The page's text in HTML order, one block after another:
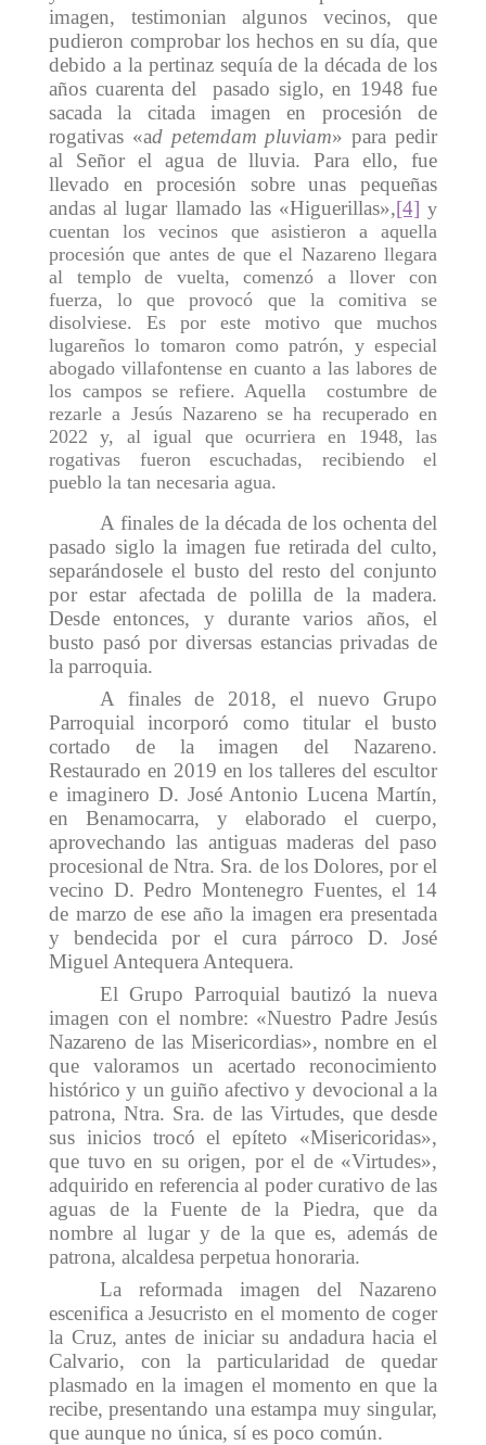
imagen, testimonian algunos vecinos, que
pudieron comprobar los hechos en su día, que
debido a la pertinaz sequía de la década de los
años cuarenta del pasado siglo, en 1948 fue
sacada la citada imagen en procesión de
rogativas «ad petemdam pluviam» para pedir
al Señor el agua de lluvia. Para ello, fue
llevado en procesión sobre unas pequeñas
andas al lugar llamado las «Higuerillas»,[4] y
cuentan los vecinos que asistieron a aquella
procesión que antes de que el Nazareno llegara
al templo de vuelta, comenzó a llover con
fuerza, lo que provocó que la comitiva se
disolviese. Es por este motivo que muchos
lugareños lo tomaron como patrón, y especial
abogado villafontense en cuanto a las labores de
los campos se refiere. Aquella costumbre de
rezarle a Jesús Nazareno se ha recuperado en
2022 y, al igual que ocurriera en 1948, las
rogativas fueron escuchadas, recibiendo el
pueblo la tan necesaria agua.
A finales de la década de los ochenta del
pasado siglo la imagen fue retirada del culto,
separándosele el busto del resto del conjunto
por estar afectada de polilla de la madera.
Desde entonces, y durante varios años, el
busto pasó por diversas estancias privadas de
la parroquia.
A finales de 2018, el nuevo Grupo
Parroquial incorporó como titular el busto
cortado de la imagen del Nazareno.
Restaurado en 2019 en los talleres del escultor
e imaginero D. José Antonio Lucena Martín,
en Benamocarra, y elaborado el cuerpo,
aprovechando las antiguas maderas del paso
procesional de Ntra. Sra. de los Dolores, por el
vecino D. Pedro Montenegro Fuentes, el 14
de marzo de ese año la imagen era presentada
y bendecida por el cura párroco D. José
Miguel Antequera Antequera.
El Grupo Parroquial bautizó la nueva
imagen con el nombre: «Nuestro Padre Jesús
Nazareno de las Misericordias», nombre en el
que valoramos un acertado reconocimiento
histórico y un guiño afectivo y devocional a la
patrona, Ntra. Sra. de las Virtudes, que desde
sus inicios trocó el epíteto «Misericoridas»,
que tuvo en su origen, por el de «Virtudes»,
adquirido en referencia al poder curativo de las
aguas de la Fuente de la Piedra, que da
nombre al lugar y de la que es, además de
patrona, alcaldesa perpetua honoraria.
La reformada imagen del Nazareno
escenifica a Jesucristo en el momento de coger
la Cruz, antes de iniciar su andadura hacia el
Calvario, con la particularidad de quedar
plasmado en la imagen el momento en que la
recibe, presentando una estampa muy singular,
que aunque no única, sí es poco común.